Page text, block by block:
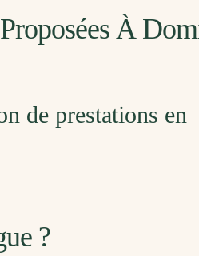
À
de prestations en
?